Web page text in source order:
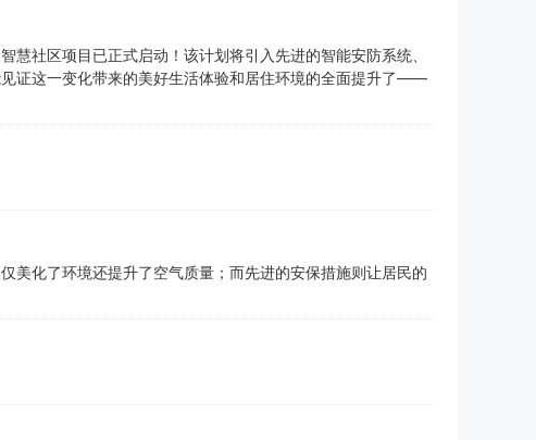
社区项目已正式启动！该计划将引入先进的智能安防系统、
证这一变化带来的美好生活体验和居住环境的全面提升了——
美化了环境还提升了空气质量；而先进的安保措施则让居民的